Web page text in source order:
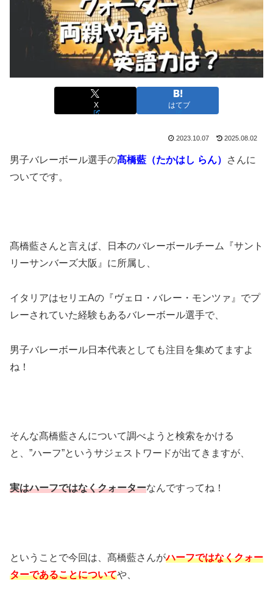
X はてブ
2023.10.07 2025.08.02
男子バレーボール選手の髙橋藍（たかはし らん）
さんに
ついてです。
髙橋藍さんと言えば、日本のバレーボールチーム『サント
リーサンバーズ大阪』に所属し、
イタリアはセリエAの『ヴェロ・バレー・モンツァ』でプ
レーされていた経験もあるバレーボール選手で、
男子バレーボール日本代表としても注目を集めてますよ
ね！
そんな髙橋藍さんについて調べようと検索をかける
と、”ハーフ”というサジェストワードが出てきますが、
実はハーフではなくクォーターなんですってね！
ということで今回は、髙橋藍さんがハーフではなくクォー
ターであることについてや、